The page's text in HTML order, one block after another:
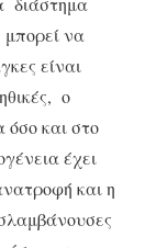
μπορεί να
είναι
ο
όσο και στο
έχει
και η